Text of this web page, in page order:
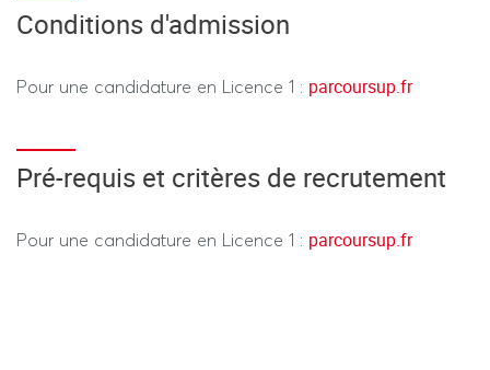
Conditions d'admission
Pour une candidature en Licence 1 : parcoursup.fr
Pré-requis et critères de recrutement
Pour une candidature en Licence 1 : parcoursup.fr